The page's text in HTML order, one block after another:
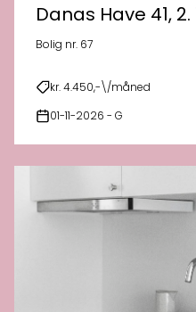
Danas Have 41, 2.
Bolig nr. 67
kr. 4.450,-\/måned
01-11-2026 - G